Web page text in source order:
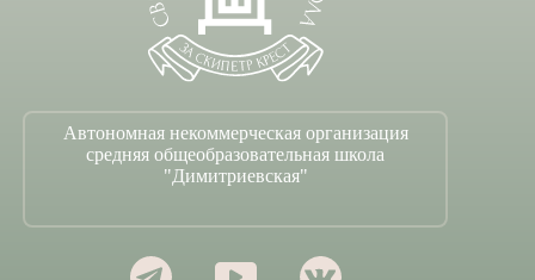
Автономная некоммерческая организация
средняя общеобразовательная школа
"Димитриевская"